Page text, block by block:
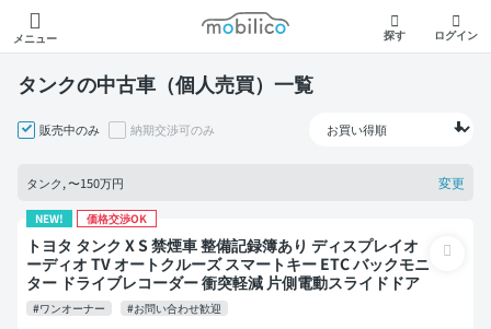
メニュー
モビリコ
探す ログイン
タンクの中古車（個人売買）一覧
販売中のみ 納期交渉可のみ
タンク, 〜150万円 変更
NEW! 価格交渉OK
トヨタ タンク X S 禁煙車 整備記録簿あり ディスプレイオ
ーディオ TV オートクルーズ スマートキー ETC バックモニ
ター ドライブレコーダー 衝突軽減 片側電動スライドドア
#ワンオーナー #お問い合わせ歓迎